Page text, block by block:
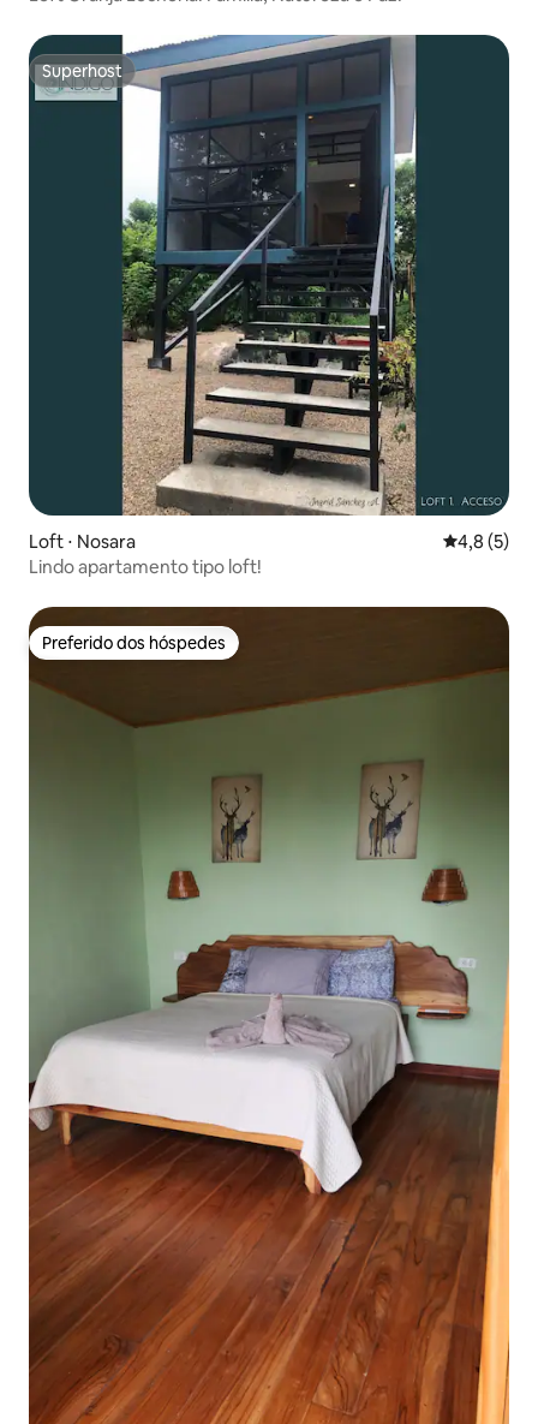
Superhost
Superhost
Loft ⋅ Nosara 4,8 de
4,8 (5)
Lindo apartamento tipo loft!
Preferido dos hóspedes
Preferido dos hóspedes